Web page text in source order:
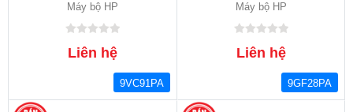
Máy bộ HP
Liên hệ
9VC91PA
Máy bộ HP
Liên hệ
9GF28PA